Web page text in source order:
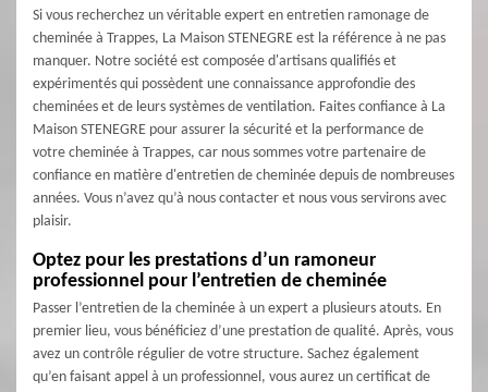
Si vous recherchez un véritable expert en entretien ramonage de
cheminée à Trappes, La Maison STENEGRE est la référence à ne pas
manquer. Notre société est composée d'artisans qualifiés et
expérimentés qui possèdent une connaissance approfondie des
cheminées et de leurs systèmes de ventilation. Faites confiance à La
Maison STENEGRE pour assurer la sécurité et la performance de
votre cheminée à Trappes, car nous sommes votre partenaire de
confiance en matière d'entretien de cheminée depuis de nombreuses
années. Vous n’avez qu’à nous contacter et nous vous servirons avec
plaisir.
Optez pour les prestations d’un ramoneur
professionnel pour l’entretien de cheminée
Passer l’entretien de la cheminée à un expert a plusieurs atouts. En
premier lieu, vous bénéficiez d’une prestation de qualité. Après, vous
avez un contrôle régulier de votre structure. Sachez également
qu’en faisant appel à un professionnel, vous aurez un certificat de